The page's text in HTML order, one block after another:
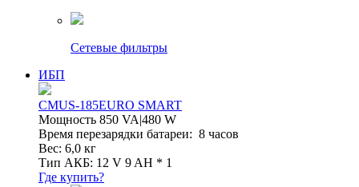
Сетевые фильтры
ИБП
CMUS-185EURO SMART
Мощность 850 VA|480 W
Время перезарядки батареи: 8 часов
Вес: 6,0 кг
Тип АКБ: 12 V 9 AH * 1
Где купить?